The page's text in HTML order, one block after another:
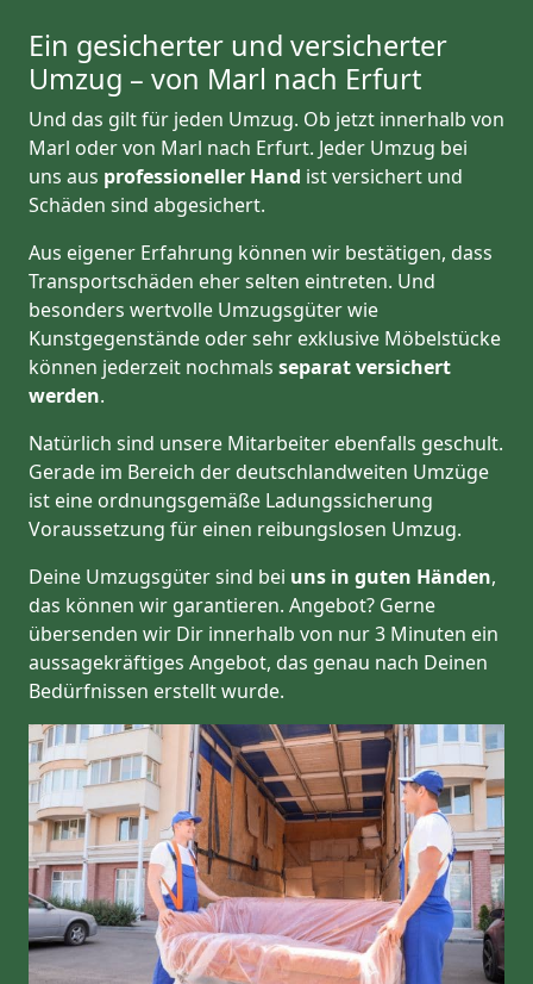
Ein gesicherter und versicherter
Umzug – von Marl nach Erfurt
Und das gilt für jeden Umzug. Ob jetzt innerhalb von
Marl oder von Marl nach Erfurt. Jeder Umzug bei
uns aus professioneller Hand ist versichert und
Schäden sind abgesichert.
Aus eigener Erfahrung können wir bestätigen, dass
Transportschäden eher selten eintreten. Und
besonders wertvolle Umzugsgüter wie
Kunstgegenstände oder sehr exklusive Möbelstücke
können jederzeit nochmals separat versichert
werden.
Natürlich sind unsere Mitarbeiter ebenfalls geschult.
Gerade im Bereich der deutschlandweiten Umzüge
ist eine ordnungsgemäße Ladungssicherung
Voraussetzung für einen reibungslosen Umzug.
Deine Umzugsgüter sind bei uns in guten Händen,
das können wir garantieren. Angebot? Gerne
übersenden wir Dir innerhalb von nur 3 Minuten ein
aussagekräftiges Angebot, das genau nach Deinen
Bedürfnissen erstellt wurde.